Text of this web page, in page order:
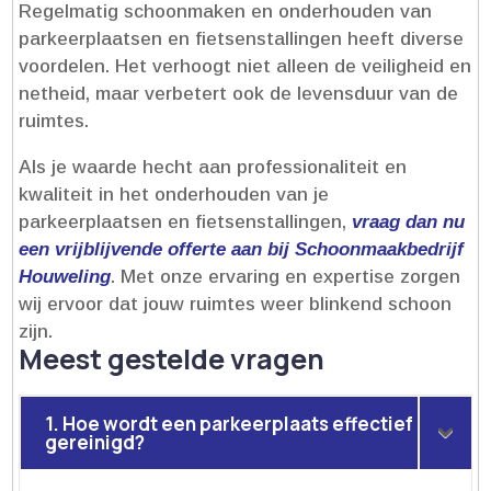
Regelmatig schoonmaken en onderhouden van
parkeerplaatsen en fietsenstallingen heeft diverse
voordelen.​ Het verhoogt niet alleen de veiligheid en
netheid, maar verbetert ook de levensduur van de
ruimtes.​
Als je waarde hecht aan professionaliteit en
kwaliteit in het onderhouden van je
parkeerplaatsen en fietsenstallingen, vraag dan nu
een vrijblijvende offerte aan bij Schoonmaakbedrijf
Houweling.​ Met onze ervaring en expertise zorgen
wij ervoor dat jouw ruimtes weer blinkend schoon
zijn.​
Meest gestelde vragen
1. Hoe wordt een parkeerplaats effectief
gereinigd?